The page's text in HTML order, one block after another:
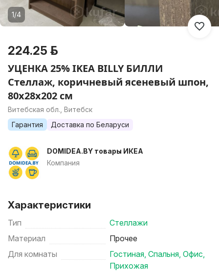
1/4
224.25 р.
УЦЕНКА 25% IKEA BILLY БИЛЛИ
Стеллаж, коричневый ясеневый шпон,
80x28x202 см
Витебская обл., Витебск
Гарантия
Доставка по Беларуси
DOMIDEA.BY товары ИКЕА
Компания
Характеристики
Тип
Стеллажи
Материал
Прочее
Для комнаты
Гостиная, Спальня, Офис,
Прихожая